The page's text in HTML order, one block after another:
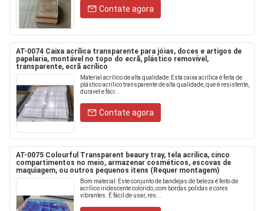
Contate agora
AT-0074 Caixa acrílica transparente para jóias, doces e artigos de
papelaria, montável no topo do ecrã, plástico removível,
transparente, ecrã acrílico
Material acrílico de alta qualidade: Esta caixa acrílica é feita de
plástico acrílico transparente de alta qualidade, que é resistente,
durável e fáci...
Contate agora
AT-0075 Colourful Transparent beaury tray, tela acrílica, cinco
compartimentos no meio, armazenar cosméticos, escovas de
maquiagem, ou outros pequenos itens (Requer montagem)
Bom material: Este conjunto de bandejas de beleza é feito de
acrílico iridescente colorido, com bordas polidas e cores
vibrantes. É fácil de usar, res...